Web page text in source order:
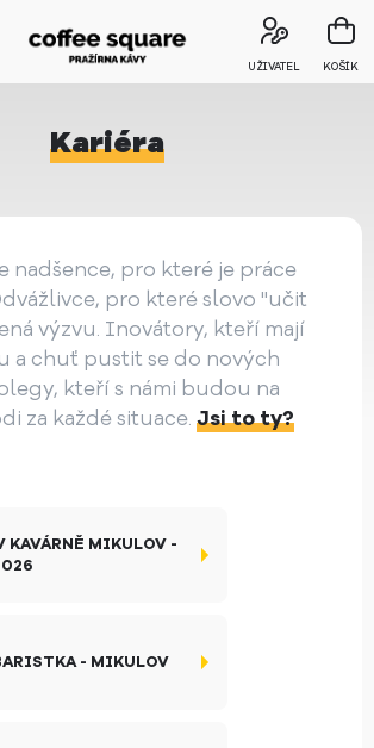
UŽIVATEL KOŠÍK
Kariéra
nadšence, pro které je práce
pro které slovo "učit
výzvu. Inovátory, kteří mají
a chuť pustit se do nových
kteří s námi budou na
za každé situace. Jsi to ty?
KAVÁRNĚ MIKULOV -
- MIKULOV